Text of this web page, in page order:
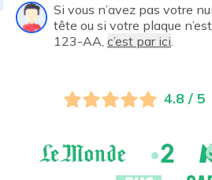
Si vous n’avez pas votre
tête ou si votre plaque
123-AA, c’est par ici
4.8 / 5